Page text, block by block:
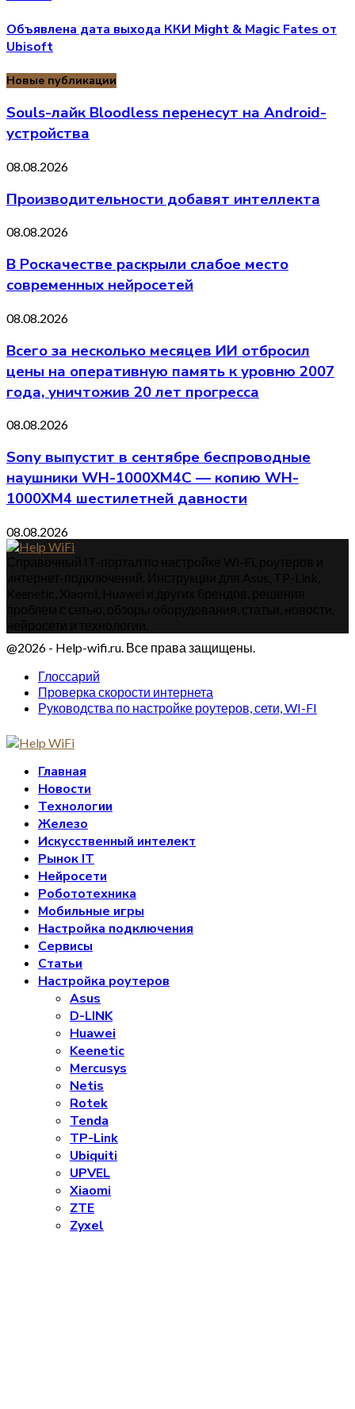
Объявлена дата выхода ККИ Might & Magic Fates от
Ubisoft
Новые публикации
Souls-лайк Bloodless перенесут на Android-
устройства
08.08.2026
Производительности добавят интеллекта
08.08.2026
В Роскачестве раскрыли слабое место
современных нейросетей
08.08.2026
Всего за несколько месяцев ИИ отбросил
цены на оперативную память к уровню 2007
года, уничтожив 20 лет прогресса
08.08.2026
Sony выпустит в сентябре беспроводные
наушники WH-1000XM4C — копию WH-
1000XM4 шестилетней давности
08.08.2026
@2026 - Help-wifi.ru. Все права защищены.
Глоссарий
Проверка скорости интернета
Руководства по настройке роутеров, сети, WI-FI
Главная
Новости
Технологии
Железо
Искусственный интелект
Рынок IT
Нейросети
Робототехника
Мобильные игры
Настройка подключения
Сервисы
Статьи
Настройка роутеров
Asus
D-LINK
Huawei
Keenetic
Mercusys
Netis
Rotek
Tenda
TP-Link
Ubiquiti
UPVEL
Xiaomi
ZTE
Zyxel